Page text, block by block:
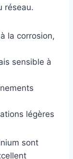
réseau.
la corrosion,
sensible à
légères
sont